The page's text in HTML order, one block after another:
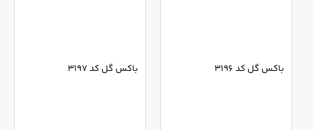
باکس گل کد 3196 باکس گل کد 3197